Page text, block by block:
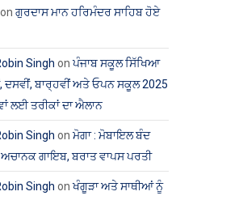
onਗੁਰਦਾਸ ਮਾਨ ਹਰਿਮੰਦਰ ਸਾਹਿਬ ਹੋਏ
Singh onਪੰਜਾਬ ਸਕੂਲ ਸਿੱਖਿਆ
ਬਾਰ੍ਹਵੀਂ ਅਤੇ ਓਪਨ ਸਕੂਲ 2025
ਲਈ ਤਰੀਕਾਂ ਦਾ ਐਲਾਨ
Singh onਮੋਗਾ : ਮੋਬਾਇਲ ਬੰਦ
ਗਾਇਬ, ਬਰਾਤ ਵਾਪਸ ਪਰਤੀ
Singh onਖੰਗੂੜਾ ਅਤੇ ਸਾਥੀਆਂ ਨੂੰ